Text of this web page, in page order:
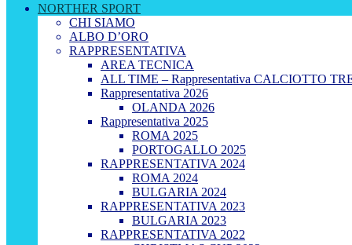
NORTHER SPORT
CHI SIAMO
ALBO D’ORO
RAPPRESENTATIVA
AREA TECNICA
ALL TIME – Rappresentativa CALCIOTTO
Rappresentativa 2026
OLANDA 2026
Rappresentativa 2025
ROMA 2025
PORTOGALLO 2025
RAPPRESENTATIVA 2024
ROMA 2024
BULGARIA 2024
RAPPRESENTATIVA 2023
BULGARIA 2023
RAPPRESENTATIVA 2022